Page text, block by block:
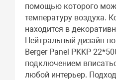
помощью которого
температуру воздуха.
находится в
Нейтральный дизайн
Berger Panel PKKP
подключением
любой интерьер.